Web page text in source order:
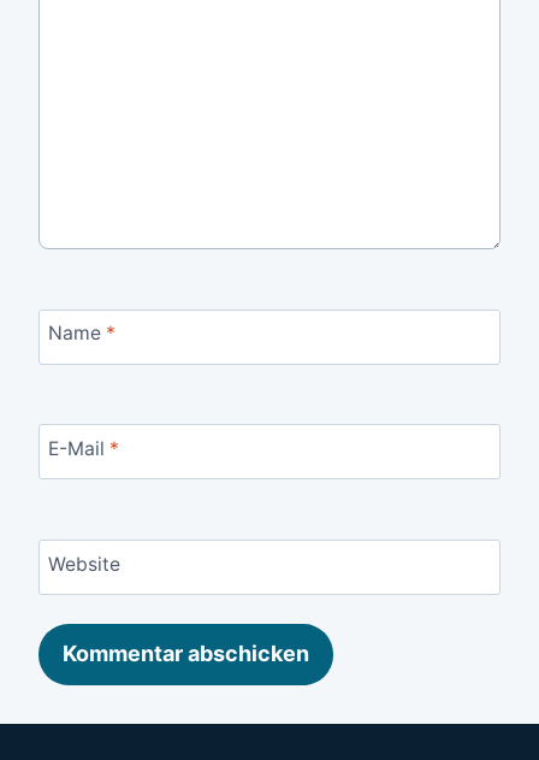
Name *
E-Mail *
Website